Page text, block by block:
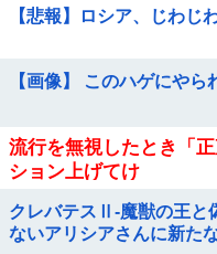
【悲報】ロシア、じわじ
【画像】 このハゲにや
流行を無視したとき「
ション上げてけ
クレバテスⅡ-魔獣の王と
ないアリシアさんに新た